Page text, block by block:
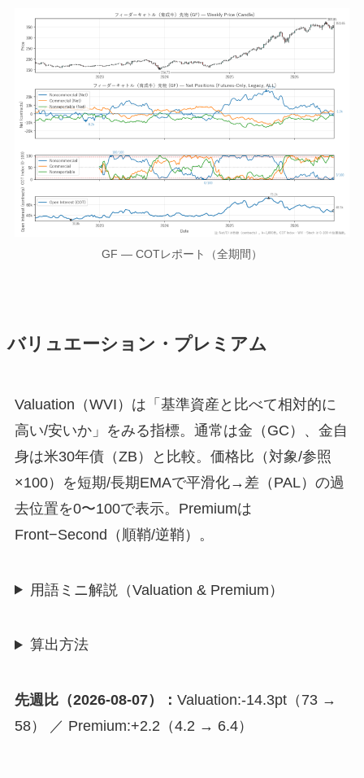
GF — COTレポート（全期間）
バリュエーション・プレミアム
Valuation（WVI）は「基準資産と比べて相対的に
高い/安いか」をみる指標。通常は金（GC）、金自
身は米30年債（ZB）と比較。価格比（対象/参照
×100）を短期/長期EMAで平滑化→差（PAL）の過
去位置を0〜100で表示。Premiumは
Front−Second（順鞘/逆鞘）。
用語ミニ解説（Valuation & Premium）
算出方法
先週比（2026-08-07）： Valuation:-14.3pt（73 →
58） ／ Premium:+2.2（4.2 → 6.4）